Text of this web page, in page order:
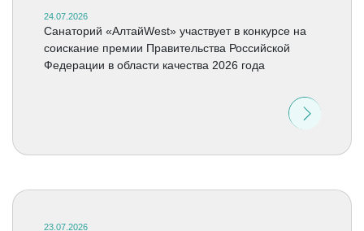
24.07.2026
Санаторий «АлтайWest» участвует в конкурсе на
соискание премии Правительства Российской
Федерации в области качества 2026 года
23.07.2026